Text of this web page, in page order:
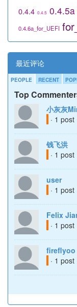
0.4.4 0.4.5 0.4.5a
0.4.6a_for_UEFI
最近评论
PEOPLE RECENT
Top
小灰灰
· 1 post
钱飞洪
· 1 post
user
· 1 post
Felix
· 1 post
fireflyoo
· 1 post